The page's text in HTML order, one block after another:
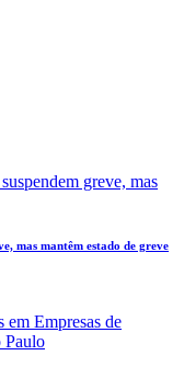
mas mantêm estado de greve